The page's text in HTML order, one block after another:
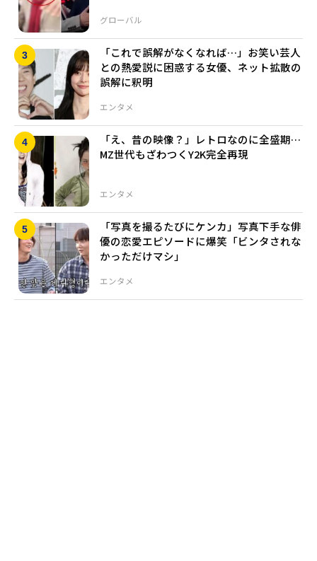
グローバル
エンタメ
「これで誤解がなくなれば…」お笑い芸人
との熱愛説に困惑する女優、ネット拡散の
誤解に釈明
エンタメ
「え、昔の映像？」レトロなのに全盛期…
MZ世代もざわつくY2K完全再現
エンタメ
「写真を撮るたびにケンカ」写真下手な俳
優の恋愛エピソードに爆笑「ビンタされな
かっただけマシ」